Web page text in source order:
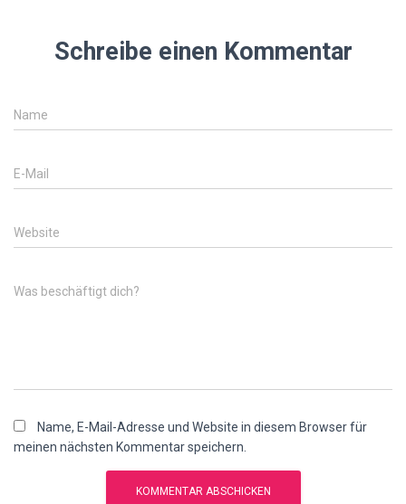
Schreibe einen Kommentar
Name
E-Mail
Website
Was beschäftigt dich?
Name, E-Mail-Adresse und Website in diesem Browser für
meinen nächsten Kommentar speichern.